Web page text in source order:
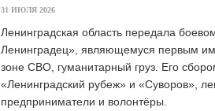
31 ИЮЛЯ 2026
Ленинградская область передала
Ленинградец», являющемуся первым
зоне СВО, гуманитарный груз. Его
«Ленинградский рубеж» и «Суворов»,
предприниматели и волонтёры.